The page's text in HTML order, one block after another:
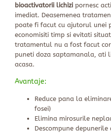
bioactivatorii lichizi pornesc
imediat. Deasemenea
poate fi facut cu ajutorul unei
economisiti timp si evitati
tratamentul nu a fost facut
puneti doza saptamanala, ati
acasa.
Avantaje:
Reduce pana la
fosei)
Elimina mirosurile
Descompune